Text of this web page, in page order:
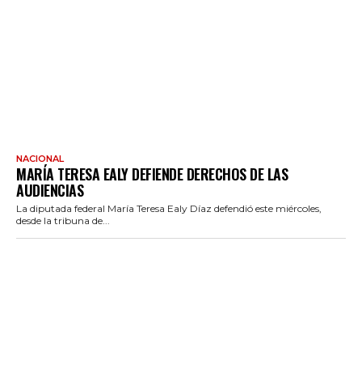
NACIONAL
MARÍA TERESA EALY DEFIENDE DERECHOS DE LAS
AUDIENCIAS
La diputada federal María Teresa Ealy Díaz defendió este miércoles,
desde la tribuna de...